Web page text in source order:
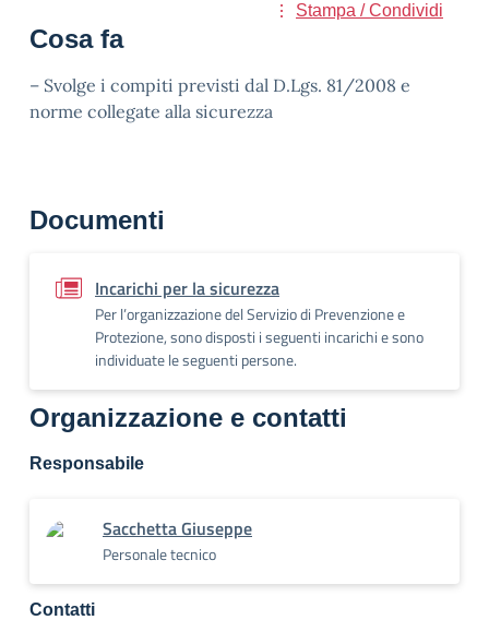
Stampa / Condividi
Cosa fa
– Svolge i compiti previsti dal D.Lgs. 81/2008 e
norme collegate alla sicurezza
Documenti
Incarichi per la sicurezza
Per l’organizzazione del Servizio di Prevenzione e
Protezione, sono disposti i seguenti incarichi e sono
individuate le seguenti persone.
Organizzazione e contatti
Responsabile
Sacchetta Giuseppe
Personale tecnico
Contatti